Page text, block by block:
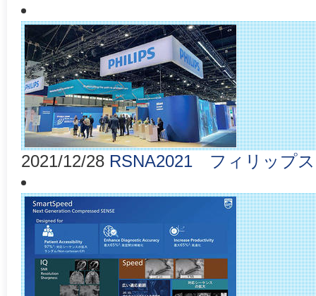
2021/12/28 RSNA2021 フィリップ